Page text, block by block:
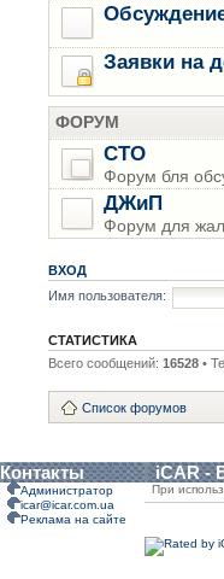
Заявки на
ФОРУМ
СТО
Форум бля
ДЖиП
Форум для
ВХОД
Имя пользователя:
СТАТИСТИКА
Всего сообщений: 16528 •
Список форумов
Контакты iCAR -
Администратор
icar@icar.com.ua
Реклама на сайте
При